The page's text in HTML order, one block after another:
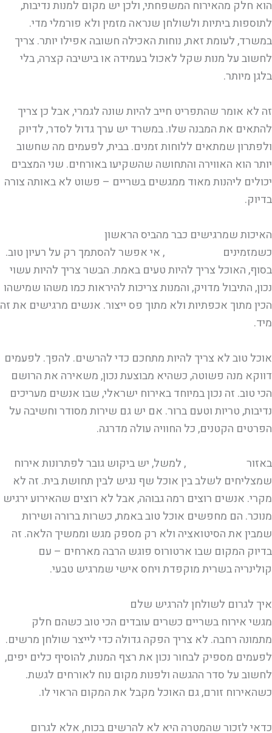
הוא חלק מהאירוח המשפחתי, ולכן יש מקום למנות נדיבות,
לתוספות ביתיות ולשולחן שנראה מזמין ולא פורמלי מדי.
במשרד, לעומת זאת, נוחות האכילה חשובה אפילו יותר. צריך
לחשוב על מנות שקל לאכול בעמידה או בישיבה קצרה, בלי
בלגן מיותר.
זה לא אומר שהתפריט חייב להיות שונה לגמרי, אבל כן צריך
להתאים את המבנה שלו. במשרד יש ערך גדול לסדר, לדיוק
ולפתרון שמתאים ללוחות זמנים. בבית, לפעמים מה שחשוב
יותר הוא האווירה והתחושה שהשקיעו באורחים. שני המצבים
יכולים ליהנות מאוד ממגשים בשריים – פשוט לא באותה צורה
בדיוק.
האיכות שמרגישים כבר מהביס הראשון
כשמזמינים
, אי אפשר להסתמך רק על רעיון טוב.
בסוף, האוכל צריך להיות טעים באמת. הבשר צריך להיות עשוי
נכון, התיבול מדויק, והמנות צריכות להיראות כמו משהו שמישהו
הכין מתוך אכפתיות ולא מתוך פס ייצור. אנשים מרגישים את זה
מיד.
אוכל טוב לא צריך להיות מתחכם כדי להרשים. להפך. לפעמים
דווקא מנה פשוטה, כשהיא מבוצעת נכון, משאירה את הרושם
הכי טוב. זה נכון במיוחד באירוח ישראלי, שבו אנשים מעריכים
נדיבות, טריות וטעם ברור. אם יש גם שירות מסודר וחשיבה על
הפרטים הקטנים, כל החוויה עולה מדרגה.
באזור
, למשל, יש ביקוש גובר לפתרונות אירוח
שמצליחים לשלב בין אוכל שף נגיש לבין תחושת בית. זה לא
מקרי. אנשים רוצים רמה גבוהה, אבל לא רוצים שהאירוע ירגיש
מנוכר. הם מחפשים אוכל טוב באמת, כשרות ברורה ושירות
שמבין את הסיטואציה ולא רק מספק מגש וממשיך הלאה. זה
בדיוק המקום שבו ארטורוס פוגש הרבה מארחים – עם
קולינריה בשרית מוקפדת ויחס אישי שמרגיש טבעי.
איך לגרום לשולחן להרגיש שלם
מגשי אירוח בשריים כשרים עובדים הכי טוב כשהם חלק
מתמונה רחבה. לא צריך הפקה גדולה כדי לייצר שולחן מרשים.
לפעמים מספיק לבחור נכון את רצף המנות, להוסיף כלים יפים,
לחשוב על סדר ההגשה ולפנות מקום נוח לאורחים לגשת.
כשהאירוח זורם, גם האוכל מקבל את המקום הראוי לו.
כדאי לזכור שהמטרה היא לא להרשים בכוח, אלא לגרום